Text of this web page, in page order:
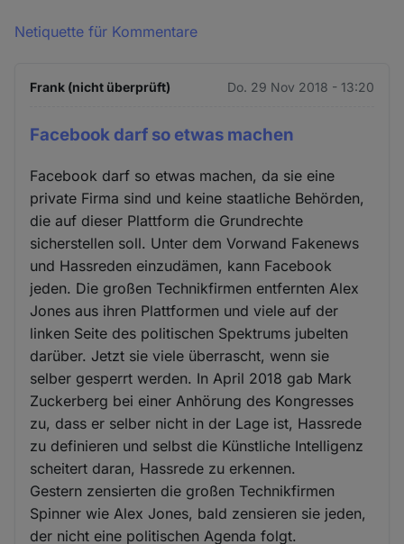
Netiquette für Kommentare
Frank (nicht überprüft) Do. 29 Nov 2018 - 13:20
Facebook darf so etwas machen
Facebook darf so etwas machen, da sie eine
private Firma sind und keine staatliche Behörden,
die auf dieser Plattform die Grundrechte
sicherstellen soll. Unter dem Vorwand Fakenews
und Hassreden einzudämen, kann Facebook
jeden. Die großen Technikfirmen entfernten Alex
Jones aus ihren Plattformen und viele auf der
linken Seite des politischen Spektrums jubelten
darüber. Jetzt sie viele überrascht, wenn sie
selber gesperrt werden. In April 2018 gab Mark
Zuckerberg bei einer Anhörung des Kongresses
zu, dass er selber nicht in der Lage ist, Hassrede
zu definieren und selbst die Künstliche Intelligenz
scheitert daran, Hassrede zu erkennen.
Gestern zensierten die großen Technikfirmen
Spinner wie Alex Jones, bald zensieren sie jeden,
der nicht eine politischen Agenda folgt.